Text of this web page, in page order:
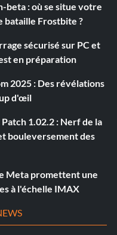
beta : où se situe votre
bataille Frostbite ?
sécurisé sur PC et
en préparation
2025 : Des révélations
d'œil
1.02.2 : Nerf de la
bouleversement des
Meta promettent une
à l'échelle IMAX